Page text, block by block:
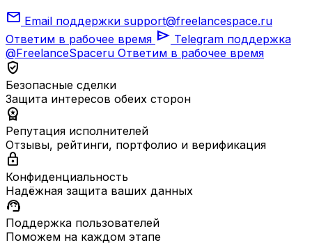
mail Email поддержки support@freelancespace.ru
Ответим в рабочее время send Telegram поддержка
@FreelanceSpaceru Ответим в рабочее время
verified_user
Безопасные сделки
Защита интересов обеих сторон
workspace_premium
Репутация исполнителей
Отзывы, рейтинги, портфолио и верификация
lock
Конфиденциальность
Надёжная защита ваших данных
support_agent
Поддержка пользователей
Поможем на каждом этапе